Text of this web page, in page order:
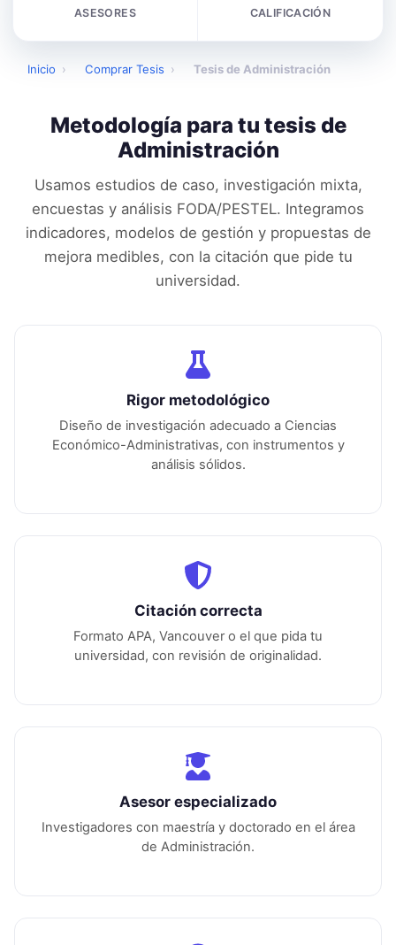
ASESORES CALIFICACIÓN
Inicio › Comprar Tesis › Tesis de Administración
Metodología para tu tesis de
Administración
Usamos estudios de caso, investigación mixta,
encuestas y análisis FODA/PESTEL. Integramos
indicadores, modelos de gestión y propuestas de
mejora medibles, con la citación que pide tu
universidad.
Rigor metodológico
Diseño de investigación adecuado a Ciencias
Económico-Administrativas, con instrumentos y
análisis sólidos.
Citación correcta
Formato APA, Vancouver o el que pida tu
universidad, con revisión de originalidad.
Asesor especializado
Investigadores con maestría y doctorado en el área
de Administración.